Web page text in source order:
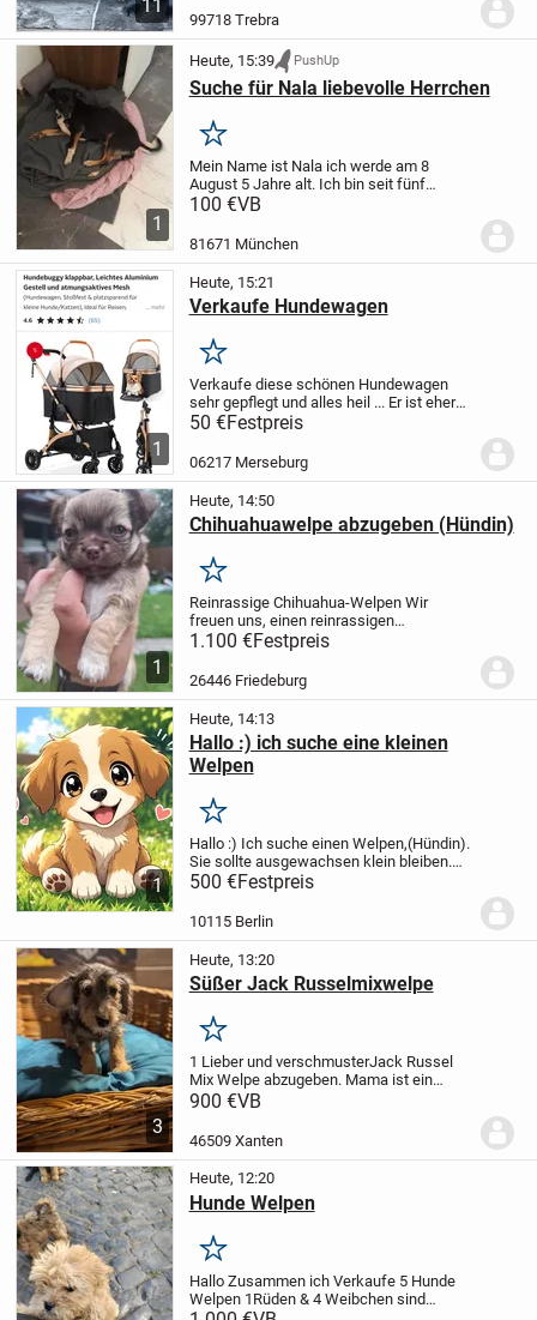
11
ihre ❤️ Menschen.
75% Labrador und 25%...
99718 Trebra
1
Heute, 15:39 PushUp
Suche für Nala liebevolle Herrchen
Merken
Mein Name ist Nala ich werde am 8
August 5 Jahre alt. Ich bin seit fünf
Jahren bei meinem Herrchen die hat aber
alleine. Ich bin kinderfreundlich bin mit...
100 €VB
81671 München
1
Heute, 15:21
Verkaufe Hundewagen
Merken
Verkaufe diese schönen Hundewagen
sehr gepflegt und alles heil ... Er ist eher
für kleine bis mittel große Hunde gedacht
... Hat gute Federung von innen Poster der
Wagen ist wirklich ein totaler...
50 €Festpreis
06217 Merseburg
1
Heute, 14:50
Chihuahuawelpe abzugeben (Hündin)
Merken
Reinrassige Chihuahua-WelpenWir
freuen uns, einen reinrassigen
Chihuahua-Wurf anzukündigen, der am
26.06.2026 das Licht der Welt erblickt hat.
Es ist nur noch 1 Mädchen da.
Elterntiere sind...
1.100 €Festpreis
26446 Friedeburg
1
Heute, 14:13
Hallo :) ich suche eine kleinen
Welpen
Merken
Hallo :) Ich suche einen Welpen,(Hündin).
Sie sollte ausgewachsen klein bleiben.
Sie würde bei mir in ein liebevolles
Zuhause ziehen, in dem bereits eine
freundliche kleine Hündin lebt. Sie
500 €Festpreis
10115 Berlin
3
Heute, 13:20
Süßer Jack Russelmixwelpe
Merken
1 Lieber und verschmusterJack Russel
Mix Welpe abzugeben. Mama ist ein
reinrassiger Jack Russel der Papa ist ein
komplett geimpft auch gegen Tollwut .Der
Welpe...
900 €VB
46509 Xanten
Heute, 12:20
Hunde Welpen
Merken
Hallo Zusammen ich Verkaufe 5 Hunde
Welpen 1Rüden & 4 Weibchen sind